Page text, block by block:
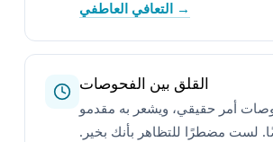
التعافي العاطفي →
القلق بين الفحوصات
أمر حقيقي، ويشعر به مقدمو
لست مضطرًا للتظاهر بأنك بخير.